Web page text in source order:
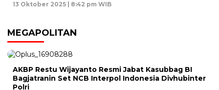
13 Oktober 2025 | 8:42 pm WIB
MEGAPOLITAN
AKBP Restu Wijayanto Resmi Jabat Kasubbag BI
Bagjatranin Set NCB Interpol Indonesia Divhubinter
Polri